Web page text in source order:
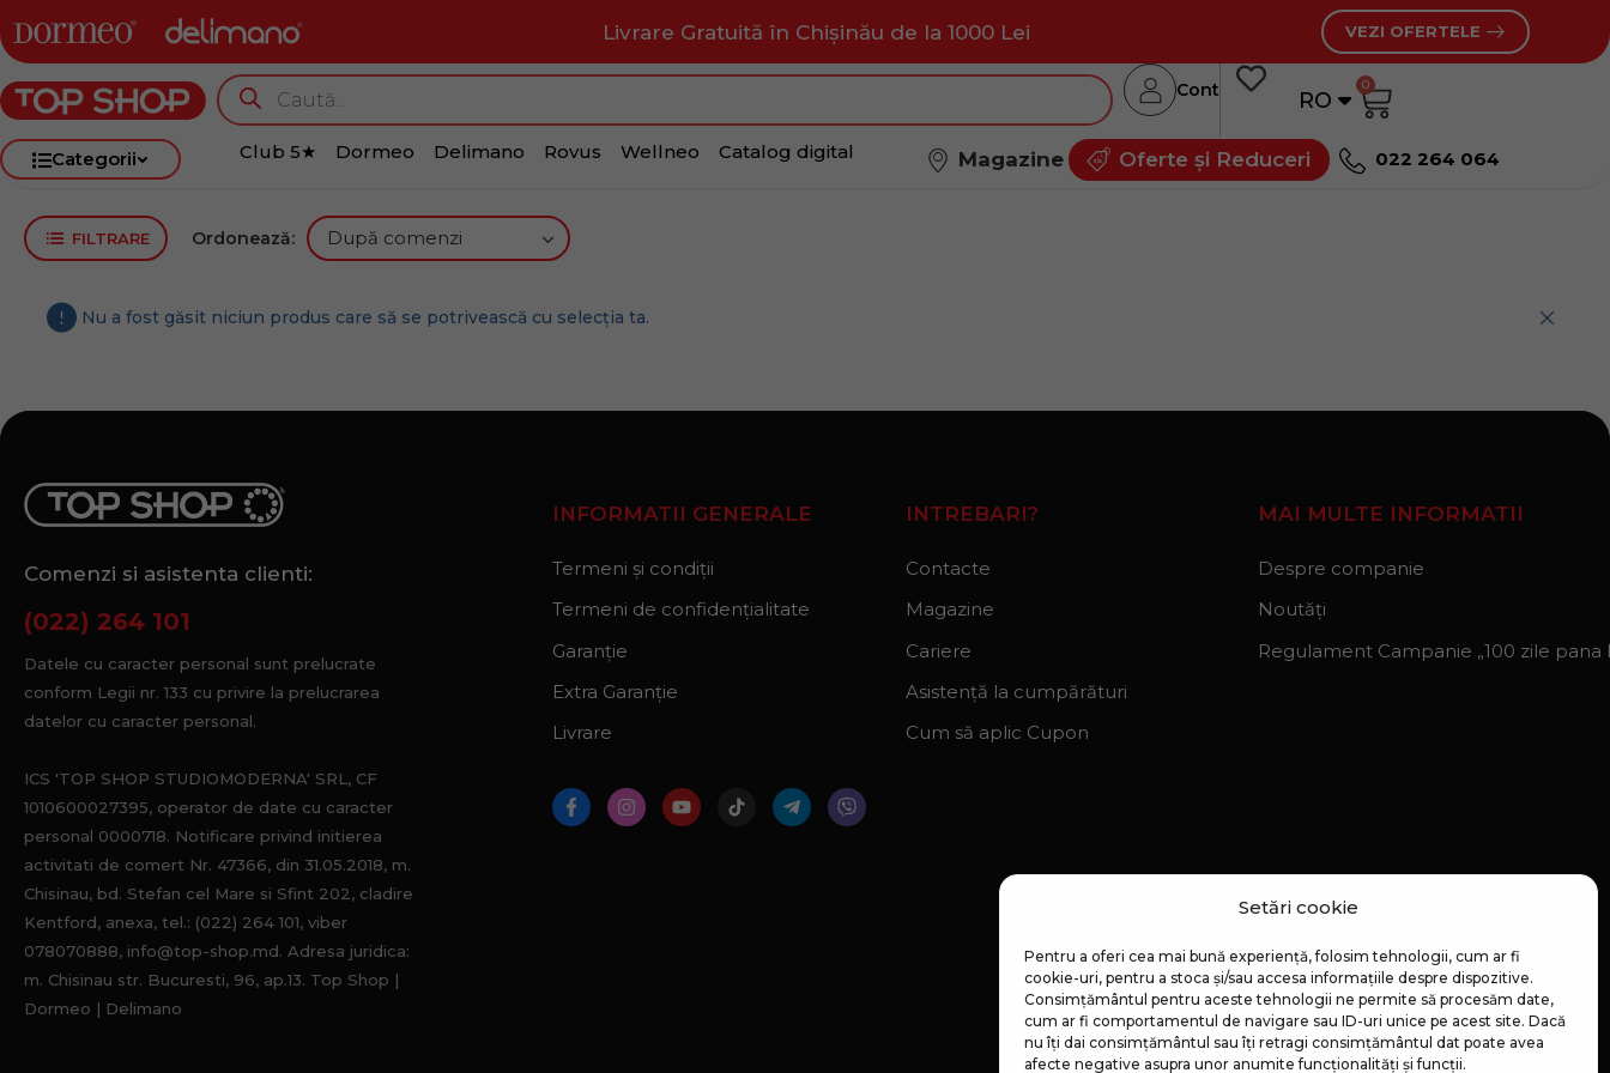
Setări cookie
Pentru a oferi cea mai bună experiență, folosim tehnologii, cum ar fi
cookie-uri, pentru a stoca și/sau accesa informațiile despre dispozitive.
Consimțământul pentru aceste tehnologii ne permite să procesăm date,
cum ar fi comportamentul de navigare sau ID-uri unice pe acest site. Dacă
nu îți dai consimțământul sau îți retragi consimțământul dat poate avea
afecte negative asupra unor anumite funcționalități și funcții.
Livrare Gratuită în Chișinău de la 1000 Lei VEZI OFERTELE
Cont RO
RU
0
Categorii Club 5★ Dormeo Delimano Rovus Wellneo Catalog digital Magazine Oferte și Reduceri 022 264 064
FILTRARE Ordonează:
Nu a fost găsit niciun produs care să se potrivească cu selecția ta.
Comenzi si asistenta clienti:
(022) 264 101
Datele cu caracter personal sunt prelucrate
conform Legii nr. 133 cu privire la prelucrarea
datelor cu caracter personal.
ICS 'TOP SHOP STUDIOMODERNA' SRL, CF
1010600027395, operator de date cu caracter
personal 0000718. Notificare privind initierea
activitati de comert Nr. 47366, din 31.05.2018, m.
Chisinau, bd. Stefan cel Mare si Sfint 202, cladire
Kentford, anexa, tel.: (022) 264 101, viber
078070888, info@top-shop.md. Adresa juridica:
m. Chisinau str. Bucuresti, 96, ap.13. Top Shop |
Dormeo | Delimano
INFORMATII GENERALE
Termeni și condiții
Termeni de confidențialitate
Garanție
Extra Garanție
Livrare
INTREBARI?
Contacte
Magazine
Cariere
Asistență la cumpărături
Cum să aplic Cupon
MAI MULTE INFORMATII
Despre companie
Noutăți
Regulament Campanie „100 zile pana